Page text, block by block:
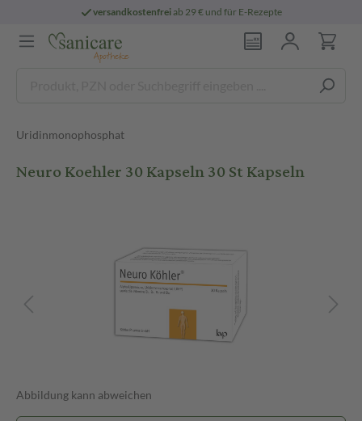
versandkostenfreiab 29 € und für E-Rezepte
Uridinmonophosphat
Neuro Koehler 30 Kapseln 30 St Kapseln
Abbildung kann abweichen